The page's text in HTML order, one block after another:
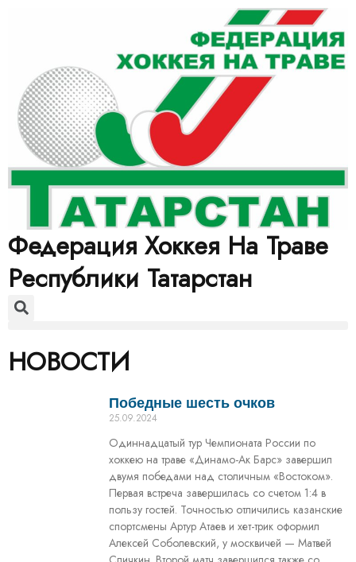
Федерация Хоккея На Траве
Республики Татарстан
НОВОСТИ
Победные шесть очков
25.09.2024
Одиннадцатый тур Чемпионата России по
хоккею на траве «Динамо-Ак Барс» завершил
двумя победами над столичным «Востоком».
Первая встреча завершилась со счетом 1:4 в
пользу гостей. Точностью отличились казанские
спортсмены Артур Атаев и хет-трик оформил
Алексей Соболевский, у москвичей — Матвей